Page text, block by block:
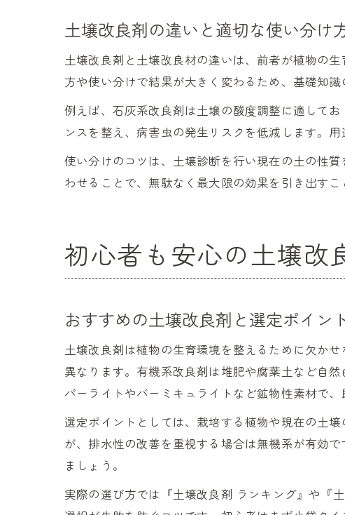
土壌改良剤の違いと適切な使い分け
土壌改良剤と土壌改良材の違いは、前者が植物の
方や使い分けで結果が大きく変わるため、基礎知識
例えば、石灰系改良剤は土壌の酸度調整に適して
ンスを整え、病害虫の発生リスクを低減します。
使い分けのコツは、土壌診断を行い現在の土の性
わせることで、無駄なく最大限の効果を引き出す
初心者も安心の土壌改
おすすめの土壌改良剤と選定ポイン
土壌改良剤は植物の生育環境を整えるために欠か
異なります。有機系改良剤は堆肥や腐葉土など自
パーライトやバーミキュライトなど鉱物性素材で、
選定ポイントとしては、栽培する植物や現在の土
が、排水性の改善を重視する場合は無機系が有効
ましょう。
実際の選び方では『土壌改良剤 ランキング』や『